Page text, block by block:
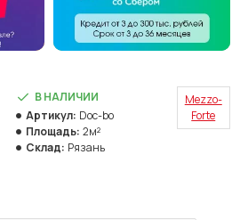
В НАЛИЧИИ
Артикул: Doc-bo
Площадь: 2м²
Склад: Рязань
Mezzo-
Forte